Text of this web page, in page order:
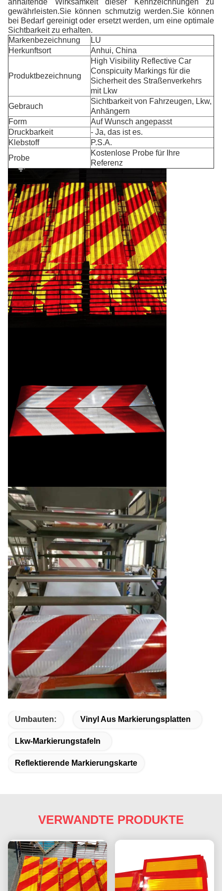
anhaltende Wirksamkeit dieser Kennzeichnungen zu
gewährleisten.Sie können schmutzig werden.Sie können
bei Bedarf gereinigt oder ersetzt werden, um eine optimale
Sichtbarkeit zu erhalten.
Markenbezeichnung
LU
Herkunftsort
Anhui, China
Produktbezeichnung
High Visibility Reflective Car
Conspicuity Markings für die
Sicherheit des Straßenverkehrs
mit Lkw
Gebrauch
Sichtbarkeit von Fahrzeugen, Lkw,
Anhängern
Form
Auf Wunsch angepasst
Druckbarkeit
- Ja, das ist es.
Klebstoff
P.S.A.
Probe
Kostenlose Probe für Ihre
Referenz
Umbauten: Vinyl Aus Markierungsplatten
Lkw-Markierungstafeln
Reflektierende Markierungskarte
VERWANDTE PRODUKTE